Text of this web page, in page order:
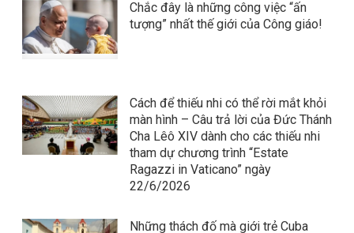
Chắc đây là những công việc “ấn
tượng” nhất thế giới của Công giáo!
Cách để thiếu nhi có thể rời mắt khỏi
màn hình – Câu trả lời của Đức Thánh
Cha Lêô XIV dành cho các thiếu nhi
tham dự chương trình “Estate
Ragazzi in Vaticano” ngày
22/6/2026
Những thách đố mà giới trẻ Cuba